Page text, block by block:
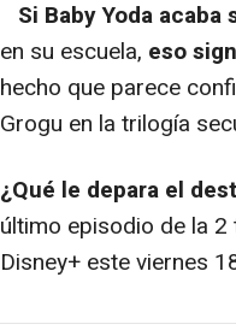
Si Baby Yoda
en su escuela, eso
hecho que parece
Grogu en la trilogía
¿Qué le depara el
último episodio de la
Disney+ este viernes